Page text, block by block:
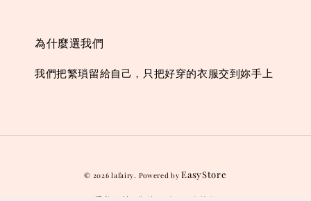
為什麼選我們
我們把繁瑣留給自己，只把好穿的衣服交到妳手上
© 2026 lafairy. Powered byEasyStore